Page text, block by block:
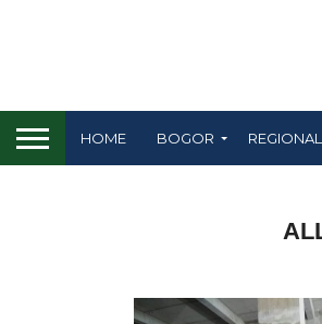
HOME BOGOR REGIONAL